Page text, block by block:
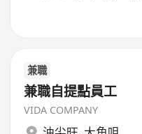
兼職
兼職自提點員工
VIDA COMPANY